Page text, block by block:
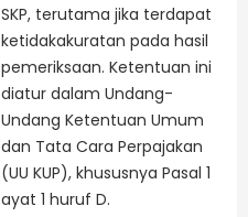
SKP, terutama jika terdapat
ketidakakuratan pada hasil
pemeriksaan. Ketentuan ini
diatur dalam Undang-
Undang Ketentuan Umum
dan Tata Cara Perpajakan
(UU KUP), khususnya Pasal 1
ayat 1 huruf D.